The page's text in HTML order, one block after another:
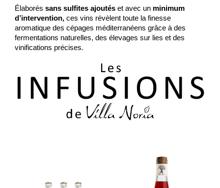
Élaborés sans sulfites ajoutés et avec un minimum
d’intervention, ces vins révèlent toute la finesse
aromatique des cépages méditerranéens grâce à des
fermentations naturelles, des élevages sur lies et des
vinifications précises.